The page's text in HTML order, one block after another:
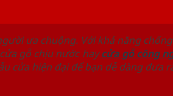
ưa chuộng. Với khả năng
gỗ chịu nước haycửa gỗ công
cửa hiện đại để bạn dễ dàng đưa